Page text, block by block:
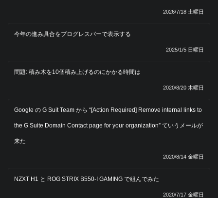
2026/7/18 土曜日
今年の進み具合をプログレスバーで表示する
2025/1/5 日曜日
問題: 積み木を10個積み上げるのにかかる時間は
2020/8/20 木曜日
Google の G Suit Team から “[Action Required] Remove internal links to
the G Suite Domain Contact page for your organization” ていうメールが
来た
2020/8/14 金曜日
NZXT H1 と ROG STRIX B550-I GAMING で組んでみた
2020/7/17 金曜日